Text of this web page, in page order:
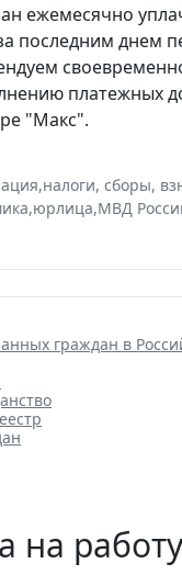
ежемесячно
последним днем
платежных
"Макс".
,налоги, сборы,
,юрлица,МВД
граждан в